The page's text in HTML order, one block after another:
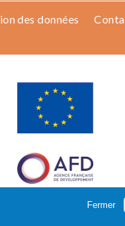
des données
Fermer